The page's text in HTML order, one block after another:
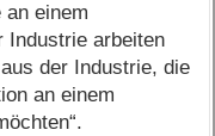
einem
Industrie arbeiten
der Industrie, die
an einem